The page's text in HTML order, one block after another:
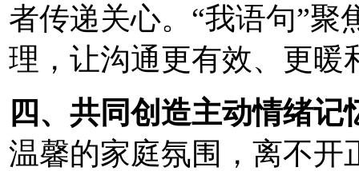
者传递关心。“我语句”
理，让沟通更有效、更暖
四、共同创造主动情绪记
温馨的家庭氛围，离不开